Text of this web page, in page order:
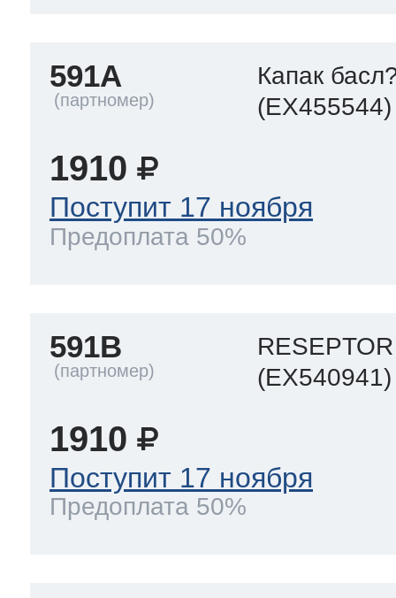
591A
Капак
(EX455544)
1910
Поступит 17 ноября
Предоплата 50%
591B
RESEPTOR
(EX540941)
1910
Поступит 17 ноября
Предоплата 50%